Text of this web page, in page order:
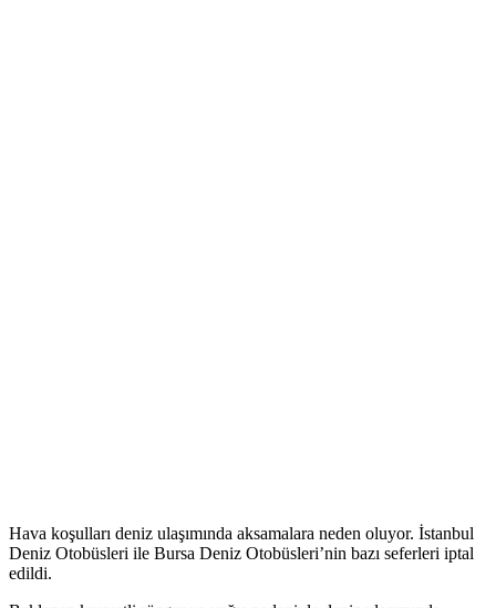
Hava koşulları deniz ulaşımında aksamalara neden oluyor. İstanbul
Deniz Otobüsleri ile Bursa Deniz Otobüsleri’nin bazı seferleri iptal
edildi.